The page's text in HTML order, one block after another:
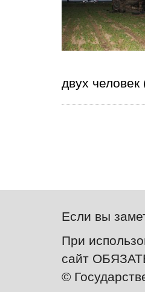
двух человек
Если вы
При
сайт
©